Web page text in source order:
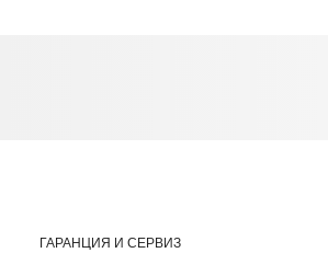
ГАРАНЦИЯ И СЕРВИЗ